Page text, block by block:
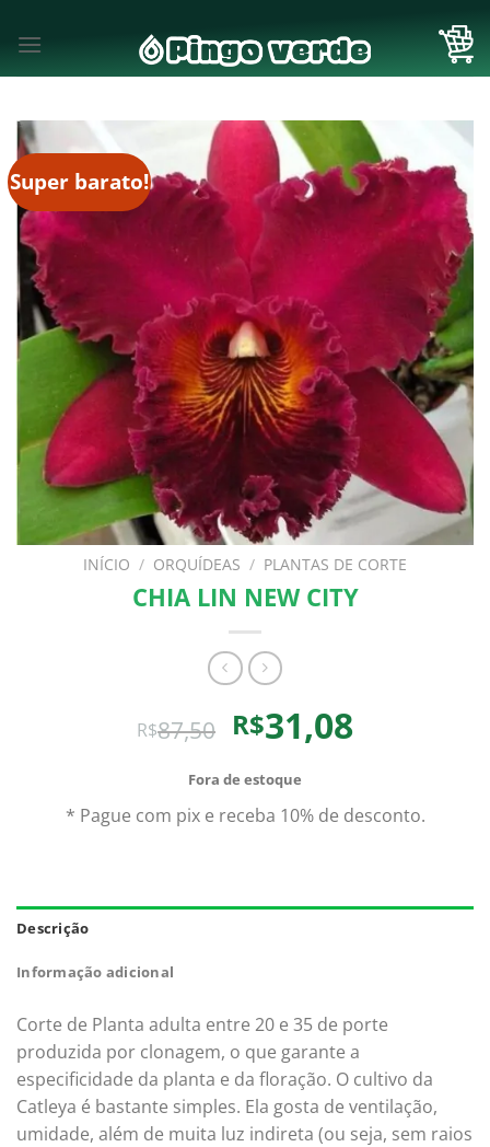
Super barato!
INÍCIO / ORQUÍDEAS / PLANTAS DE CORTE
CHIA LIN NEW CITY
R$87,50 O
preço
original
era:
R$87,50.
R$31,08O
preço
é:
R$31,08.
Fora de estoque
* Pague com pix e receba 10% de desconto.
Descrição
Informação adicional
Corte de Planta adulta entre 20 e 35 de porte
produzida por clonagem, o que garante a
especificidade da planta e da floração. O cultivo da
Catleya é bastante simples. Ela gosta de ventilação,
umidade, além de muita luz indireta (ou seja, sem raios